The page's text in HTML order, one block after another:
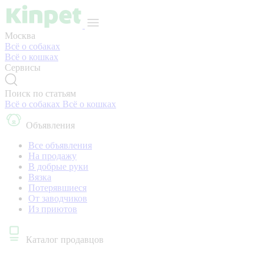
Москва
Всё о собаках
Всё о кошках
Сервисы
Поиск по статьям
Всё о собаках Всё о кошках
Объявления
Все объявления
На продажу
В добрые руки
Вязка
Потерявшиеся
От заводчиков
Из приютов
Каталог продавцов